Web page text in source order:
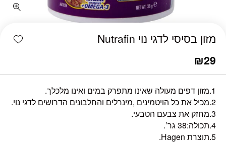
מזון בסיסי לדגי נוי Nutrafin
₪29
1.מזון דפים מעולה שאינו מתפרק במים ואינו מלכלך.
2.מכיל את כל הויטמינים ,מינרלים והחלבונים הדרושים לדגי נוי.
3.מחזק את צבעם הטבעי.
4.תכולה:38 גר’.
5.תוצרת Hagen.